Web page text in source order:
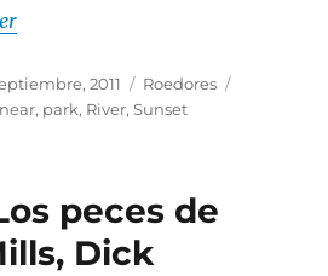
2011 Categorías
Roedores
near, park, River,Sunset
peces de
Dick